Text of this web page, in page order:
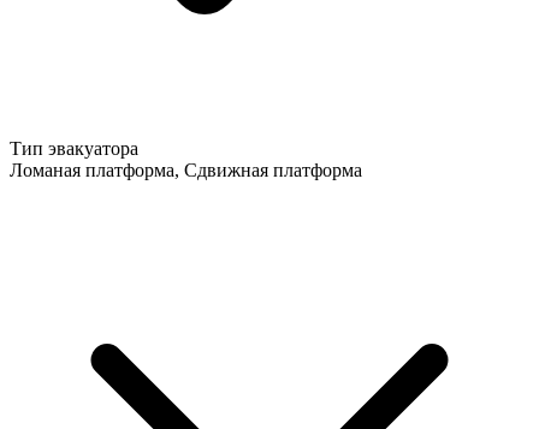
Тип эвакуатора
Ломаная платформа, Сдвижная платформа